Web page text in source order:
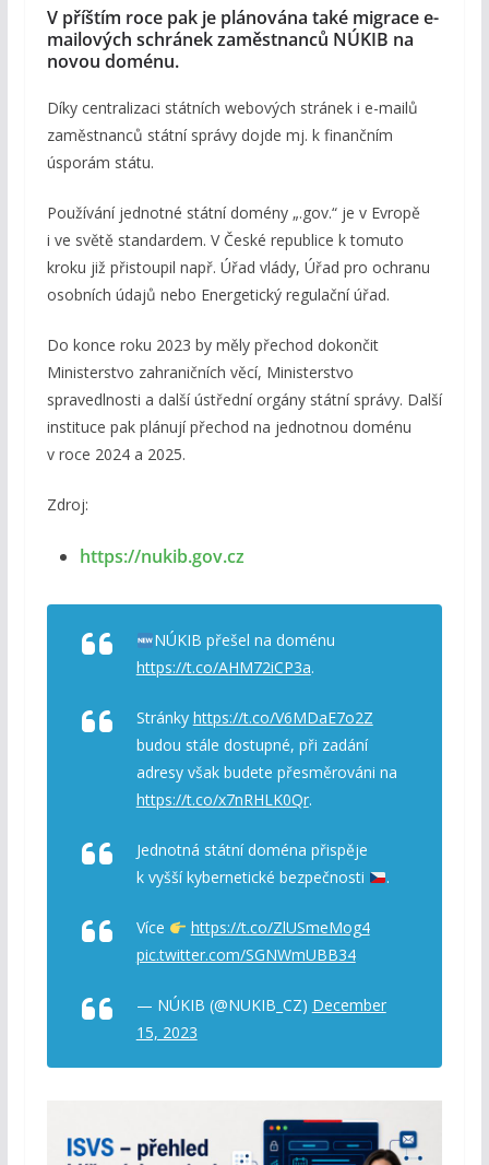
V příštím roce pak je plánována také migrace e-
mailových schránek zaměstnanců NÚKIB na
novou doménu.
Díky centralizaci státních webových stránek i e-mailů
zaměstnanců státní správy dojde mj. k finančním
úsporám státu.
Používání jednotné státní domény „.gov.“ je v Evropě
i ve světě standardem. V České republice k tomuto
kroku již přistoupil např. Úřad vlády, Úřad pro ochranu
osobních údajů nebo Energetický regulační úřad.
Do konce roku 2023 by měly přechod dokončit
Ministerstvo zahraničních věcí, Ministerstvo
spravedlnosti a další ústřední orgány státní správy. Další
instituce pak plánují přechod na jednotnou doménu
v roce 2024 a 2025.
Zdroj:
https://nukib.gov.cz
NÚKIB přešel na doménu
https://t.co/AHM72iCP3a.
Stránky https://t.co/V6MDaE7o2Z
budou stále dostupné, při zadání
adresy však budete přesměrováni na
https://t.co/x7nRHLK0Qr.
Jednotná státní doména přispěje
k vyšší kybernetické bezpečnosti
.
Více
https://t.co/ZlUSmeMog4
pic.twitter.com/SGNWmUBB34
— NÚKIB (@NUKIB_CZ) December
15, 2023